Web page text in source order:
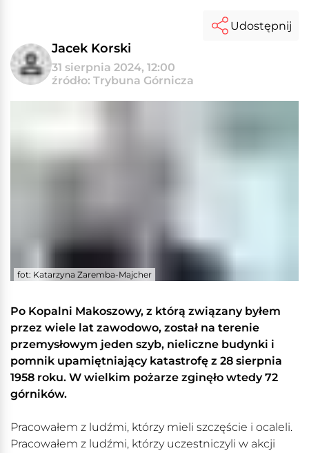
Jacek Korski
31 sierpnia 2024, 12:00
źródło: Trybuna Górnicza
Udostępnij
fot: Katarzyna Zaremba-Majcher
Po Kopalni Makoszowy, z którą związany byłem
przez wiele lat zawodowo, został na terenie
przemysłowym jeden szyb, nieliczne budynki i
pomnik upamiętniający katastrofę z 28 sierpnia
1958 roku. W wielkim pożarze zginęło wtedy 72
górników.
Pracowałem z ludźmi, którzy mieli szczęście i ocaleli.
Pracowałem z ludźmi, którzy uczestniczyli w akcji